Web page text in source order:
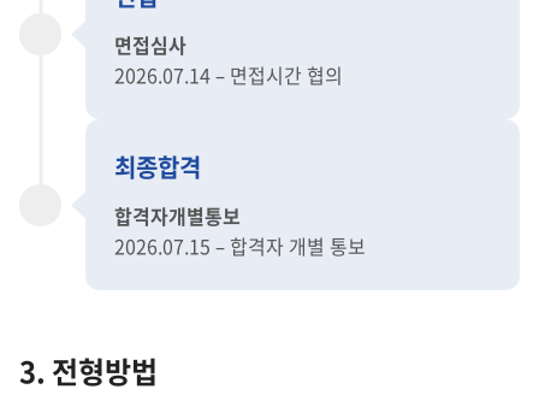
면접심사
2026.07.14 – 면접시간 협의
최종합격
합격자개별통보
2026.07.15 – 합격자 개별 통보
3. 전형방법